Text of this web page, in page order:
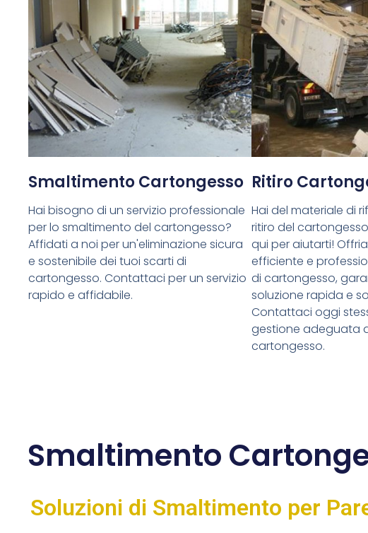
Smaltimento Cartongesso
Hai bisogno di un servizio professionale
per lo smaltimento del cartongesso?
Affidati a noi per un'eliminazione sicura
e sostenibile dei tuoi scarti di
cartongesso. Contattaci per un servizio
rapido e affidabile.
Ritiro
Hai del materiale di
ritiro del
qui per aiutarti!
efficiente e
di cartongesso,
soluzione rapida e
Contattaci oggi
gestione adeguata
cartongesso.
Smaltimento
Soluzioni di Smaltimento per